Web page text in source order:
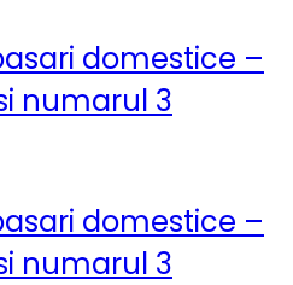
domestice –
numarul 3
domestice –
numarul 3